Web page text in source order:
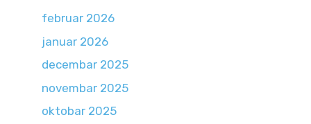
februar 2026
januar 2026
decembar 2025
novembar 2025
oktobar 2025